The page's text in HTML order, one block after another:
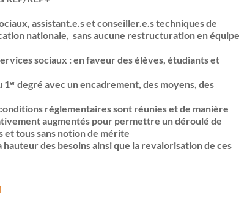
assistant.e.s et conseiller.e.s techniques de
nationale, sans aucune restructuration en équipe
sociaux : en faveur des élèves, étudiants et
1er degré avec un encadrement, des moyens, des
réglementaires sont réunies et de manière
augmentés pour permettre un déroulé de
tous sans notion de mérite
des besoins ainsi que la revalorisation de ces